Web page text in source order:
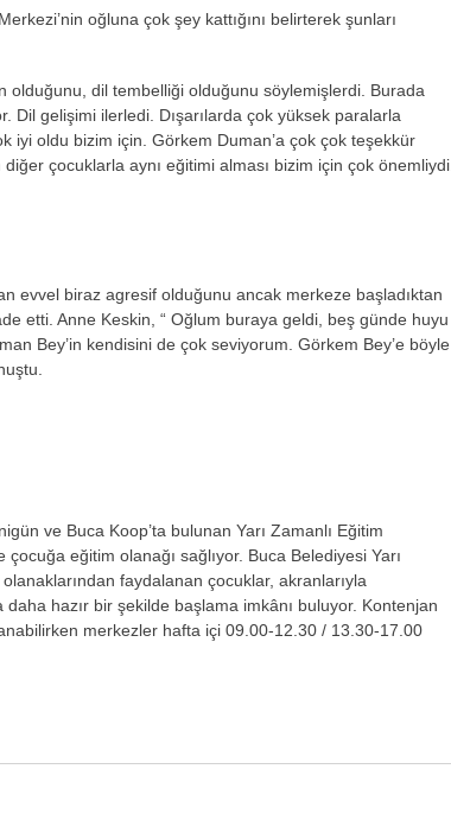
oğluna çok şey kattığını belirterek şunları
olduğunu, dil tembelliği olduğunu söylemişlerdi. Burada
Dil gelişimi ilerledi. Dışarılarda çok yüksek paralarla
iyi oldu bizim için. Görkem Duman’a çok çok teşekkür
diğer çocuklarla aynı eğitimi alması bizim için çok önemliydi.
evvel biraz agresif olduğunu ancak merkeze başladıktan
etti. Anne Keskin, “ Oğlum buraya geldi, beş günde huyu
Bey’in kendisini de çok seviyorum. Görkem Bey’e böyle
ştu.
ve Buca Koop’ta bulunan Yarı Zamanlı Eğitim
çocuğa eğitim olanağı sağlıyor. Buca Belediyesi Yarı
faydalanan çocuklar, akranlarıyla
hazır bir şekilde başlama imkânı buluyor. Kontenjan
merkezler hafta içi 09.00-12.30 / 13.30-17.00